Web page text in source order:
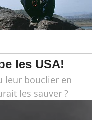
les USA!
leur bouclier en
les sauver ?